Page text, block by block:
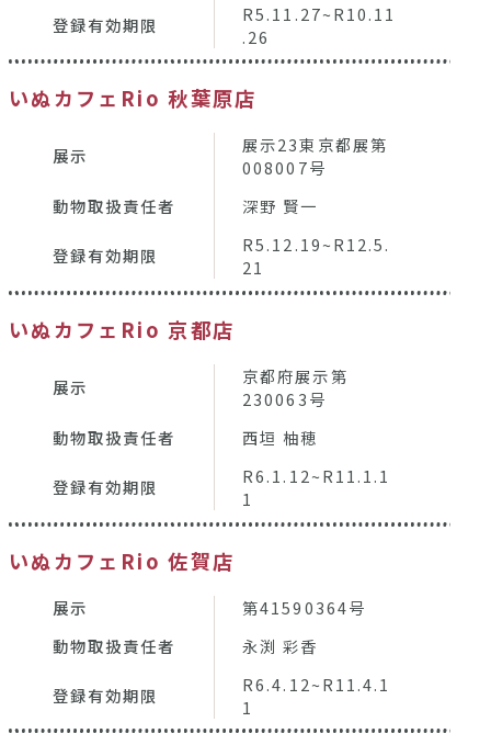
登録有効期限
R5.11.27~R10.11
.26
いぬカフェRio 秋葉原店
展示
展示23東京都展第
008007号
動物取扱責任者
深野 賢一
登録有効期限
R5.12.19~R12.5.
21
いぬカフェRio 京都店
展示
京都府展示第
230063号
動物取扱責任者
西垣 柚穂
登録有効期限
R6.1.12~R11.1.1
1
いぬカフェRio 佐賀店
展示
第41590364号
動物取扱責任者
永渕 彩香
登録有効期限
R6.4.12~R11.4.1
1